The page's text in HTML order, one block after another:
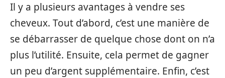
Il y a plusieurs avantages à vendre ses
cheveux. Tout d’abord, c’est une manière de
se débarrasser de quelque chose dont on n’a
plus l’utilité. Ensuite, cela permet de gagner
un peu d’argent supplémentaire. Enfin, c’est